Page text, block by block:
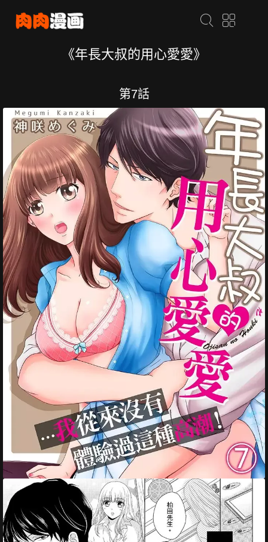
《年長大叔的用心愛愛》
第7話